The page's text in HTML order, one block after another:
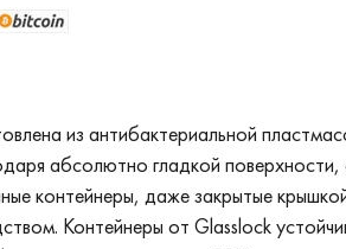
-20⁰С до +80⁰С).
из антибактериальной
абсолютно гладкой поверхности,
контейнеры, даже закрытые
Контейнеры от Glasslock